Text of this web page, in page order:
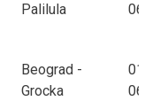
Palilula
Beograd -
Grocka